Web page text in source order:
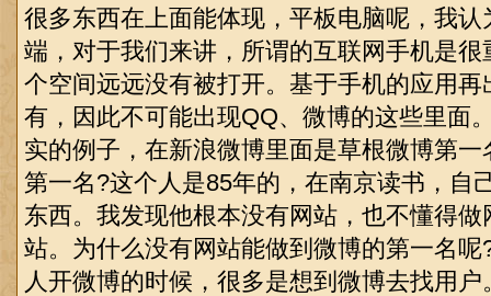
很多东西在上面能体现，平板电脑呢，我
端，对于我们来讲，所谓的互联网手机是
个空间远远没有被打开。基于手机的应用
有，因此不可能出现QQ、微博的这些里面
实的例子，在新浪微博里面是草根微博第
第一名?这个人是85年的，在南京读书，自
东西。我发现他根本没有网站，也不懂得
站。为什么没有网站能做到微博的第一名
人开微博的时候，很多是想到微博去找用